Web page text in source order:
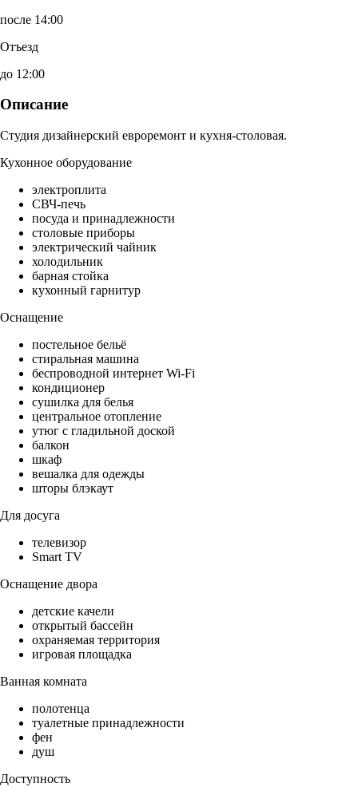
после 14:00
Отъезд
до 12:00
Описание
Студия дизайнерский евроремонт и кухня-столовая.
Кухонное оборудование
электроплита
СВЧ-печь
посуда и принадлежности
столовые приборы
электрический чайник
холодильник
барная стойка
кухонный гарнитур
Оснащение
постельное бельё
стиральная машина
беспроводной интернет Wi-Fi
кондиционер
сушилка для белья
центральное отопление
утюг с гладильной доской
балкон
шкаф
вешалка для одежды
шторы блэкаут
Для досуга
телевизор
Smart TV
Оснащение двора
детские качели
открытый бассейн
охраняемая территория
игровая площадка
Ванная комната
полотенца
туалетные принадлежности
фен
душ
Доступность